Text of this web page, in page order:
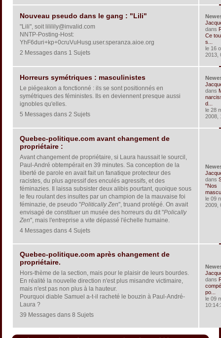
Nouveau pseudo dans le gang : "Lili"
"Lili", soit lililily@invalid.com
NNTP-Posting-Host:
YhF6duri+kp+0cruVuHusg.user.speranza.aioe.org
2 Messages dans 1 Sujets
dans
Ce
s...
le 16
2013,
Horreurs symétriques : masculinistes
Le piégeakon a fonctionné : ils se sont positionnés en
symétriques des féministes. Ils en deviennent presque aussi
ignobles qu'elles.
5 Messages dans 2 Sujets
dans
d...
le 28
2008,
Quebec-politique.com avant changement de
propriétaire :
Avant changement de propriétaire, si Laura haussait le sourcil,
Paul-André obtempérait en 39 minutes. Sa conception de la
liberté de parole en avait fait un fanatique protecteur des
racistes, du plus agressif des enculés agressifs, et des
féminazies. Il laissa subsister deux alibis pourtant, quoique sous
le feu roulant des insultes par un champion de la mauvaise foi
féminazie, de pseudo "Politically Zen", truand protégé. On avait
envisagé de constituer un musée des horreurs du dit "Polically
Zen", mais l'entreprise a vite dépassé l'échelle humaine.
4 Messages dans 4 Sujets
dans
"Nos
le 09
2009,
Quebec-politique.com après changement de
propriétaire.
Hors-thème de la section, mais pour le plaisir de leurs bourdes.
En réalité la nouvelle direction n'est plus misandre victimaire,
mais n'est pas non plus à la hauteur.
Pourquoi diable Samuel a-t-il racheté le bouzin à Paul-André-
Laura ?
39 Messages dans 8 Sujets
dans
po...
le 09